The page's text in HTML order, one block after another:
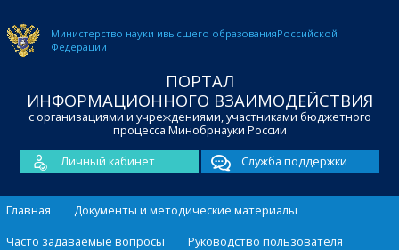
Министерство науки ивысшего образованияРоссийской
Федерации
ПОРТАЛ
ИНФОРМАЦИОННОГО ВЗАИМОДЕЙСТВИЯ
с организациями и учреждениями, участниками бюджетного
процесса Минобрнауки России
Личный кабинет
Служба поддержки
Главная
Документы и методические материалы
Часто задаваемые вопросы
Руководство пользователя